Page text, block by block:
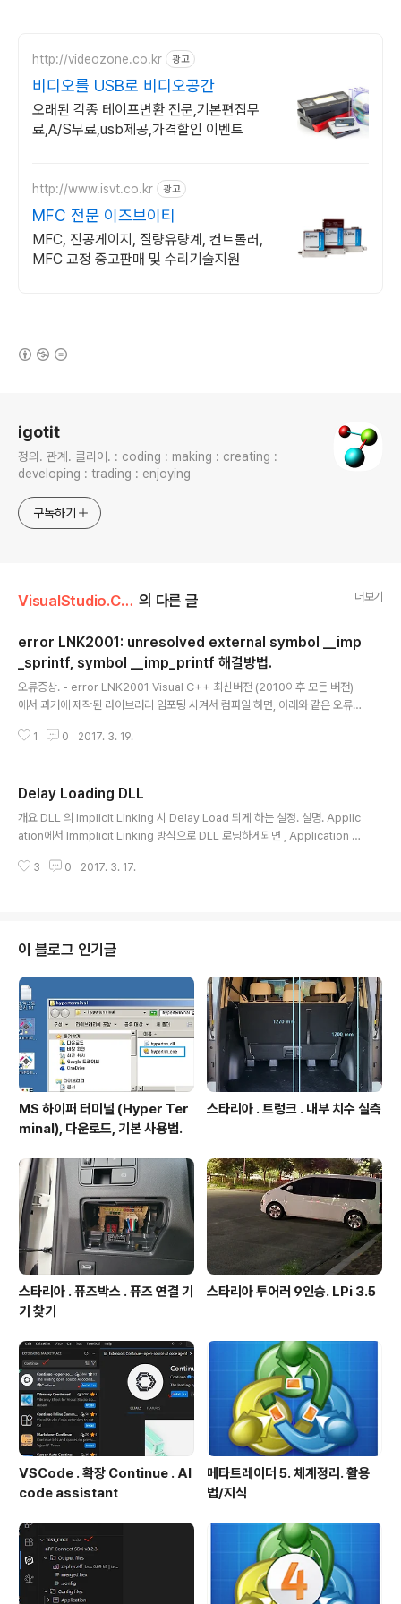
http://videozone.co.kr 광고
비디오를 USB로 비디오공간
오래된 각종 테이프변환 전문,기본편집무
료,A/S무료,usb제공,가격할인 이벤트
http://www.isvt.co.kr 광고
MFC 전문 이즈브이티
MFC, 진공게이지, 질량유량계, 컨트롤러,
MFC 교정 중고판매 및 수리기술지원
igotit
정의. 관계. 클리어. : coding : making : creating :
developing : trading : enjoying
구독하기
VisualStudio.C++.C#/코딩팁,함수활용,단편 의 다른 글 더보기
error LNK2001: unresolved external symbol __imp
_sprintf, symbol __imp_printf 해결방법.
오류증상. - error LNK2001 Visual C++ 최신버전 (2010이후 모든 버전)
에서 과거에 제작된 라이브러리 임포팅 시켜서 컴파일 하면, 아래와 같은 오류
mp_sprintf error LNK2001: unresolved external symbol __imp_pr
ons.lib 를 프로젝트 설정 Link 의 Input 에 추가하든지 코드상에서 아래 구문
추가한다. #pragma comment(lib,"legacy_s..
1 0 2017. 3. 19.
Delay Loading DLL
개요 DLL 의 Implicit Linking 시 Delay Load 되게 하는 설정. 설명. Applic
ation에서 Immplicit Linking 방식으로 DLL 로딩하게되면 , Application 구
Loading 방식 적용하면 DLL 의 함수가 첫 호출되는 시점에 로딩처리 이뤄진
delayim..
3 0 2017. 3. 17.
이 블로그 인기글
MS 하이퍼 터미널 (Hyper Ter
minal), 다운로드, 기본 사용법.
스타리아 . 트렁크 . 내부 치수 실측
스타리아 . 퓨즈박스 . 퓨즈 연결 기
기 찾기
스타리아 투어러 9인승. LPi 3.5
VSCode . 확장 Continue . AI
code assistant
메타트레이더 5. 체계정리. 활용
법/지식